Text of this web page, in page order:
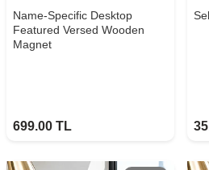
Name-Specific Desktop
Featured Versed Wooden
Magnet
699.00 TL